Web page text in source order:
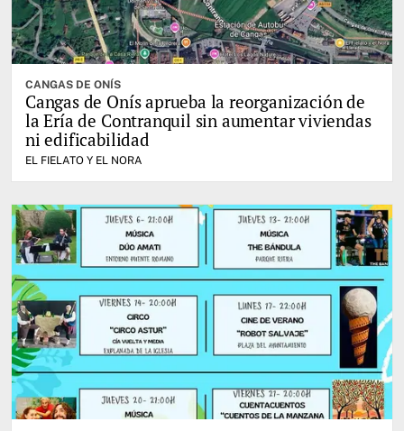
CANGAS DE ONÍS
Cangas de Onís aprueba la reorganización de
la Ería de Contranquil sin aumentar viviendas
ni edificabilidad
EL FIELATO Y EL NORA